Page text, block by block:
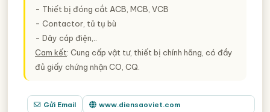
- Thiết bị đóng cắt ACB, MCB, VCB
- Contactor, tủ tụ bù
- Dây cáp điện,..
Cam kết: Cung cấp vật tư, thiết bị chính hãng, có đầy
đủ giấy chứng nhận CO, CQ.
Gửi Email www.diensaoviet.com